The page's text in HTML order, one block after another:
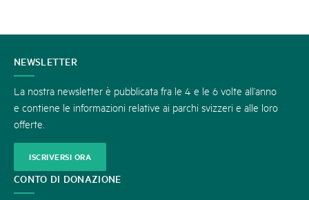
CONTATTATECI
NEWSLETTER
La nostra newsletter è pubblicata fra le 4 e le 6 volte all’anno
e contiene le informazioni relative ai parchi svizzeri e alle loro
offerte.
ISCRIVERSI ORA
CONTO DI DONAZIONE